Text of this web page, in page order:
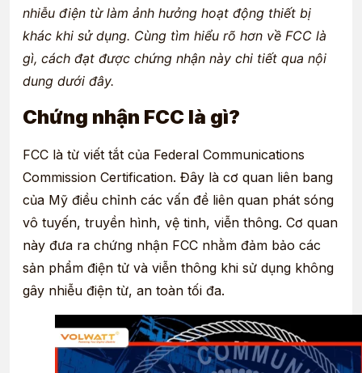
nhiễu điện từ làm ảnh hưởng hoạt động thiết bị
khác khi sử dụng. Cùng tìm hiểu rõ hơn về FCC là
gì, cách đạt được chứng nhận này chi tiết qua nội
dung dưới đây.
Chứng nhận FCC là gì?
FCC là từ viết tắt của Federal Communications
Commission Certification. Đây là cơ quan liên bang
của Mỹ điều chỉnh các vấn đề liên quan phát sóng
vô tuyến, truyền hình, vệ tinh, viễn thông. Cơ quan
này đưa ra chứng nhận FCC nhằm đảm bảo các
sản phẩm điện tử và viễn thông khi sử dụng không
gây nhiễu điện từ, an toàn tối đa.